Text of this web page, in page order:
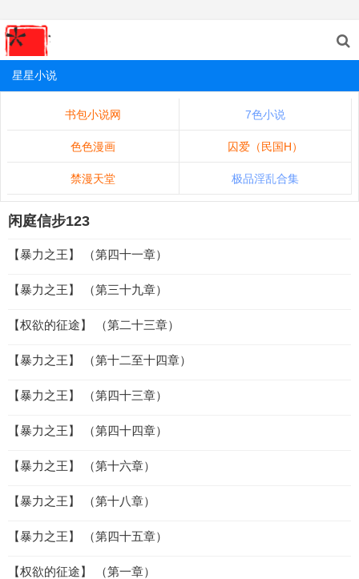
星星小说
书包小说网 7色小说
色色漫画 囚爱（民国H）
禁漫天堂 极品淫乱合集
闲庭信步123
【暴力之王】 （第四十一章）
【暴力之王】 （第三十九章）
【权欲的征途】 （第二十三章）
【暴力之王】 （第十二至十四章）
【暴力之王】 （第四十三章）
【暴力之王】 （第四十四章）
【暴力之王】 （第十六章）
【暴力之王】 （第十八章）
【暴力之王】 （第四十五章）
【权欲的征途】 （第一章）